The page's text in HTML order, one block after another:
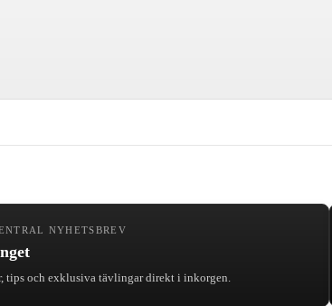
NYHETSBREV
tips och exklusiva tävlingar direkt i inkorgen.